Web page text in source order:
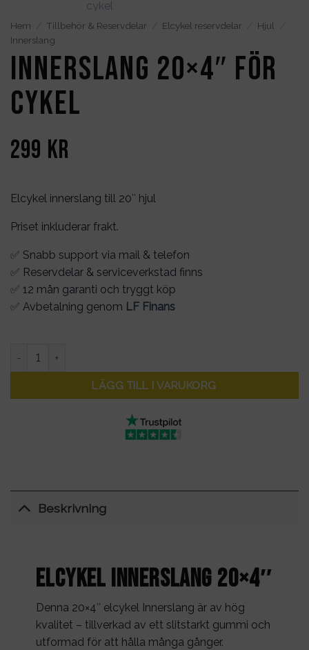
Hem Tillbehör & Reservdelar Elcykel reservdelar Hjul
Innerslang
Innerslang 20×4″ för
cykel
299 kr
Elcykel innerslang till 20″ hjul
Priset inkluderar frakt.
✅ Snabb support via mail & telefon
✅ Reservdelar & serviceverkstad finns
✅ 12 mån garanti och tryggt köp
✅ Avbetalning genom LF Finans
Innerslang 20x4" för cykel mängd
LÄGG TILL I VARUKORG
Beskrivning
Elcykel Innerslang 20×4″
Denna 20×4″ elcykel Innerslang är av hög
kvalitet – tillverkad av ett slitstarkt gummi och
utformad för att hålla många gånger.